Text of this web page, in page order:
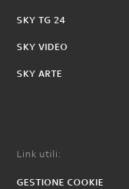
SKY TG 24
SKY VIDEO
SKY ARTE
Link utili:
GESTIONE COOKIE